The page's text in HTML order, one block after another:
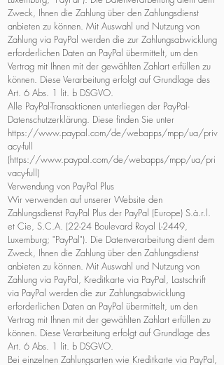
Zweck, Ihnen die Zahlung über den Zahlungsdienst
anbieten zu können. Mit Auswahl und Nutzung von
Zahlung via PayPal werden die zur Zahlungsabwicklung
erforderlichen Daten an PayPal übermittelt, um den
Vertrag mit Ihnen mit der gewählten Zahlart erfüllen zu
können. Diese Verarbeitung erfolgt auf Grundlage des
Art. 6 Abs. 1 lit. b DSGVO.
Alle PayPal-Transaktionen unterliegen der PayPal-
Datenschutzerklärung. Diese finden Sie unter
https://www.paypal.com/de/webapps/mpp/ua/priv
acy-full
(https://www.paypal.com/de/webapps/mpp/ua/pri
vacy-full)
Verwendung von PayPal Plus
Wir verwenden auf unserer Website den
Zahlungsdienst PayPal Plus der PayPal (Europe) S.à.r.l.
et Cie, S.C.A. (22-24 Boulevard Royal L-2449,
Luxemburg; "PayPal"). Die Datenverarbeitung dient dem
Zweck, Ihnen die Zahlung über den Zahlungsdienst
anbieten zu können. Mit Auswahl und Nutzung von
Zahlung via PayPal, Kreditkarte via PayPal, Lastschrift
via PayPal werden die zur Zahlungsabwicklung
erforderlichen Daten an PayPal übermittelt, um den
Vertrag mit Ihnen mit der gewählten Zahlart erfüllen zu
können. Diese Verarbeitung erfolgt auf Grundlage des
Art. 6 Abs. 1 lit. b DSGVO.
Bei einzelnen Zahlungsarten wie Kreditkarte via PayPal,